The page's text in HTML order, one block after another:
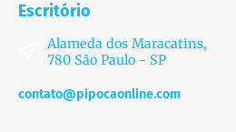
Escritório
Alameda dos Maracatins,
780 São Paulo - SP
contato@pipocaonline.com